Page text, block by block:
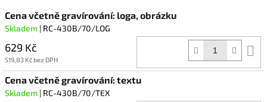
Cena včetně gravírování: loga, obrázku
Skladem | RC-430B/70/LOG
629 Kč
519,83 Kč bez DPH
Cena včetně gravírování: textu
Skladem | RC-430B/70/TEX